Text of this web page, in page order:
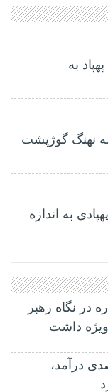
به
نهنگ گوژپشت
به اندازه
نگاه رهبر
داشت
۲۶ درصدی درآمد،